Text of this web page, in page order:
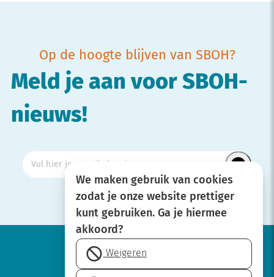
Op de hoogte blijven van SBOH?
Meld je aan voor SBOH-
nieuws!
We maken gebruik van cookies
zodat je onze website prettiger
kunt gebruiken. Ga je hiermee
akkoord?
Weigeren